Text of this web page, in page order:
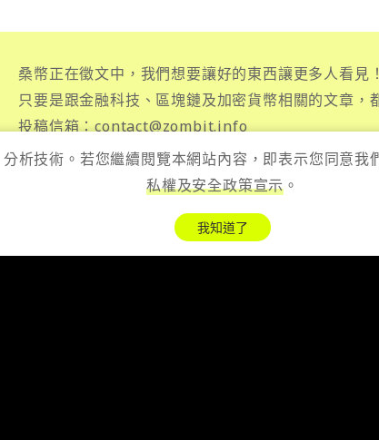
桑幣正在徵文中，我們想要讓好的東西讓更多人看見！
只要是跟金融科技、區塊鏈及加密貨幣相關的文章，
投稿信箱：contact@zombit.info
析技術。若您繼續閱覽本網站內容，即表示您同意
私權及安全政策宣示 。
我知道了